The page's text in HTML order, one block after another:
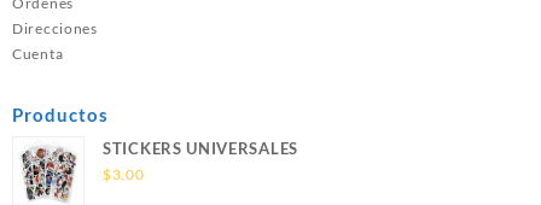
Direcciones
Cuenta
Productos
STICKERS UNIVERSALES
$3.00